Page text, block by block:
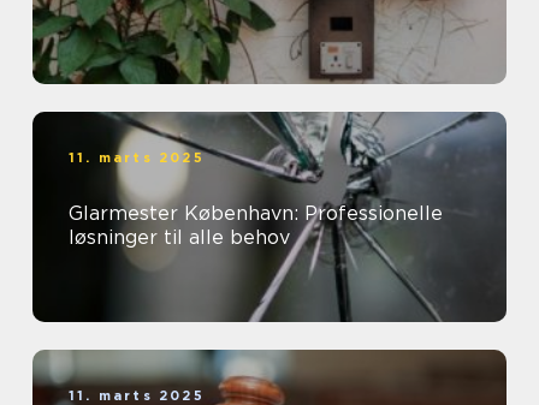
11. marts 2025
Glarmester København: Professionelle
løsninger til alle behov
11. marts 2025